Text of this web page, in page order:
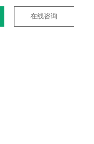
在线咨询